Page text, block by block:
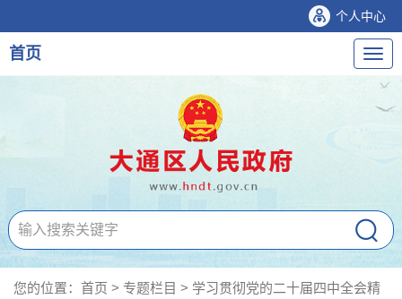
个人中心
导
航
首页
您的位置： 首页 > 专题栏目 > 学习贯彻党的二十届四中全会精